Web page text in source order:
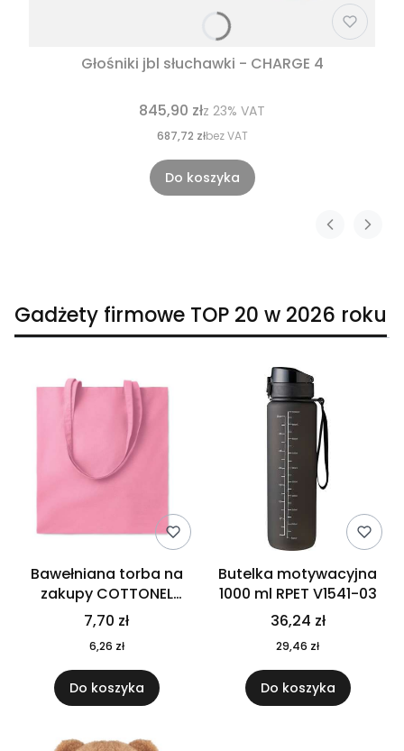
Głośniki jbl słuchawki - CHARGE 4
845,90 złz 23% VAT
687,72 złbez VAT
Do koszyka
Gadżety firmowe TOP 20 w 2026 roku
Bawełniana torba na
zakupy COTTONEL
COLOUR++ MO9846-11
7,70 zł
6,26 zł
Do koszyka
Butelka motywacyjna
1000 ml RPET V1541-03
36,24 zł
29,46 zł
Do koszyka